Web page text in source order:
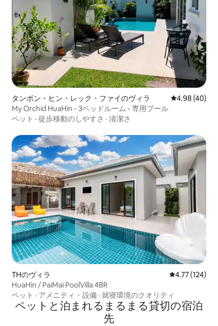
タンボン・ヒン・レック・ファイのヴィラ レビュー40
4.98 (40)
My Orchid HuaHin - 3ベッドルーム - 専用プール
ペット · 徒歩移動のしやすさ · 清潔さ
THのヴィラ レビュー124
4.77 (124)
HuaHin / PaiMai PoolVilla 4BR
ペット · アメニティ・設備 · 就寝環境のクオリティ
ペットと泊まれるまるまる貸切の宿泊
先